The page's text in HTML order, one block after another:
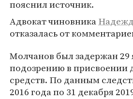
пояснил источник.
Адвокат чиновника
отказалась от
Молчанов был задержан 29
подозрению в присвоении
средств. По данным
2016 года по 31 декабря